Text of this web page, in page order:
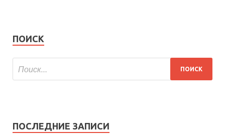
ПОИСК
ПОСЛЕДНИЕ ЗАПИСИ